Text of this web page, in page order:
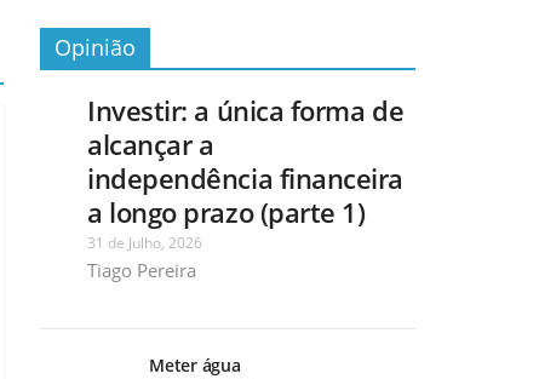
Opinião
Investir: a única forma de
alcançar a
independência financeira
a longo prazo (parte 1)
31 de Julho, 2026
Tiago Pereira
Meter água